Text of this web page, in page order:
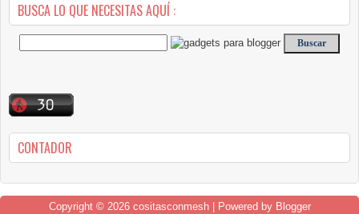
BUSCA LO QUE NECESITAS AQUÍ :
CONTADOR
Copyright © 2026 cositasconmesh| Powered by Blogger